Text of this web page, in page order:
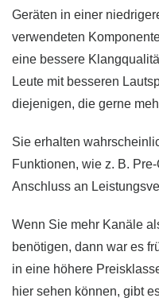
Geräten in einer
verwendeten
eine bessere
Leute mit besseren
diejenigen, die gerne
Sie erhalten
Funktionen, wie z. B.
Anschluss an
Wenn Sie mehr Kanäle
benötigen, dann war es
in eine höhere
hier sehen können, gibt